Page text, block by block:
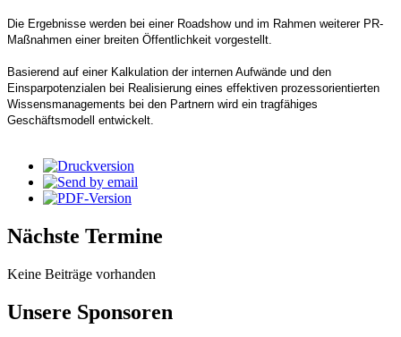
Die Ergebnisse werden bei einer Roadshow und im Rahmen weiterer PR-
Maßnahmen einer breiten Öffentlichkeit vorgestellt.
Basierend auf einer Kalkulation der internen Aufwände und den
Einsparpotenzialen bei Realisierung eines effektiven prozessorientierten
Wissensmanagements bei den Partnern wird ein tragfähiges
Geschäftsmodell entwickelt.
Nächste Termine
Keine Beiträge vorhanden
Unsere Sponsoren